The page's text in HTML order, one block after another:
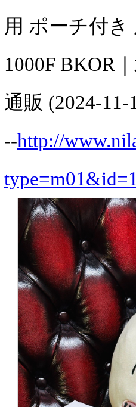
用 ポーチ付き
1000F BKOR
通販 (2024-11-
--http://